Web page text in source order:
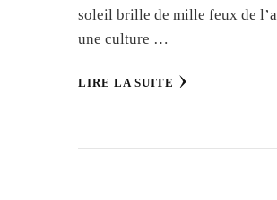
soleil brille de mille feux de
une culture …
LIRE LA SUITE